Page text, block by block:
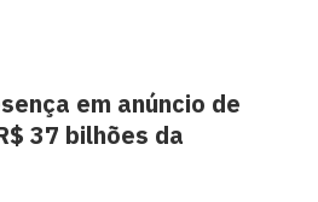
em anúncio de
37 bilhões da